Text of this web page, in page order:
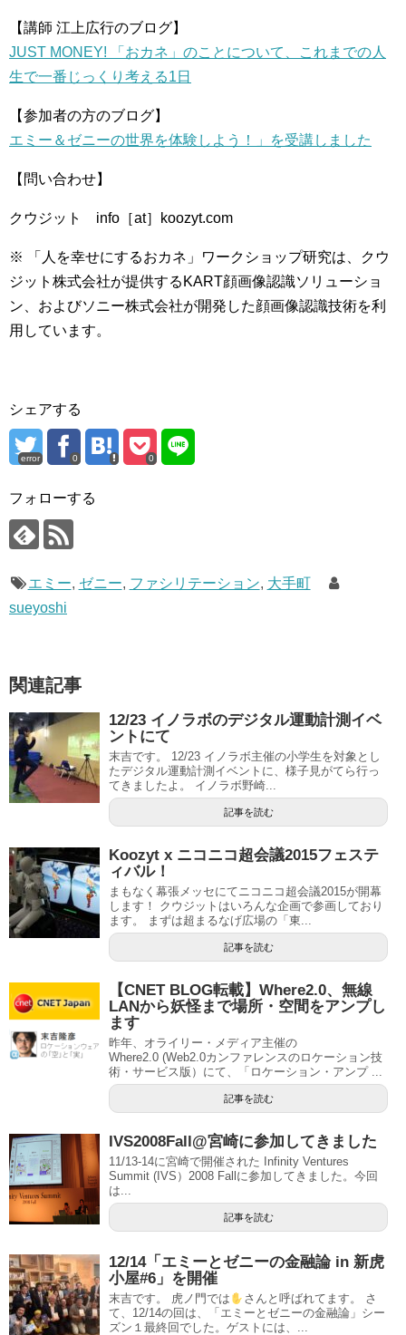
【講師 江上広行のブログ】
JUST MONEY! 「おカネ」のことについて、これまでの人
生で一番じっくり考える1日
【参加者の方のブログ】
エミー＆ゼニーの世界を体験しよう！」を受講しました
【問い合わせ】
クウジット info［at］koozyt.com
※ 「人を幸せにするおカネ」ワークショップ研究は、クウ
ジット株式会社が提供するKART顔画像認識ソリューショ
ン、およびソニー株式会社が開発した顔画像認識技術を利
用しています。
シェアする
error 0 0
フォローする
エミー, ゼニー, ファシリテーション, 大手町
sueyoshi
関連記事
12/23 イノラボのデジタル運動計測イベ
ントにて
末吉です。 12/23 イノラボ主催の小学生を対象とし
たデジタル運動計測イベントに、様子見がてら行っ
てきましたよ。 イノラボ野崎...
記事を読む
Koozyt x ニコニコ超会議2015フェステ
ィバル！
まもなく幕張メッセにてニコニコ超会議2015が開幕
します！ クウジットはいろんな企画で参画しており
ます。 まずは超まるなげ広場の「東...
記事を読む
【CNET BLOG転載】Where2.0、無線
LANから妖怪まで場所・空間をアンプし
ます
昨年、オライリー・メディア主催の
Where2.0 (Web2.0カンファレンスのロケーション技
術・サービス版）にて、「ロケーション・アンプ ...
記事を読む
IVS2008Fall@宮崎に参加してきました
11/13-14に宮崎で開催された Infinity Ventures
Summit (IVS）2008 Fallに参加してきました。今回
は...
記事を読む
12/14「エミーとゼニーの金融論 in 新虎
小屋#6」を開催
末吉です。 虎ノ門では
さんと呼ばれてます。 さ
て、12/14の回は、「エミーとゼニーの金融論」シー
ズン１最終回でした。ゲストには、...